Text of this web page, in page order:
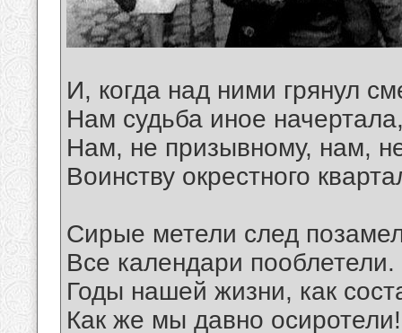
И, когда над ними грянул
Нам судьба иное
Нам, не призывному, нам,
Воинству окрестного
Сирые метели след
Все календари пооблетели.
Годы нашей жизни, как
Как же мы давно осиротели!